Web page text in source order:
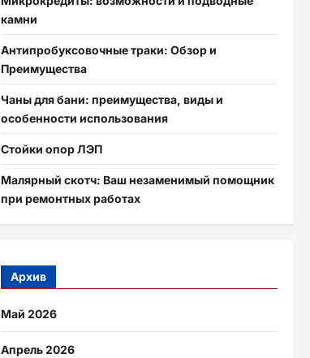
камни
Антипробуксовочные траки: Обзор и
Преимущества
Чаны для бани: преимущества, виды и
особенности использования
Стойки опор ЛЭП
Малярный скотч: Ваш незаменимый помощник
при ремонтных работах
Архив
Май 2026
Апрель 2026